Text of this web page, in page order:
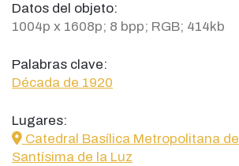
Datos del objeto:
1004p x 1608p; 8 bpp; RGB; 414kb
Palabras clave:
Década de 1920
Lugares:
icon
Catedral Basílica Metropolitana
Santísima de la Luz